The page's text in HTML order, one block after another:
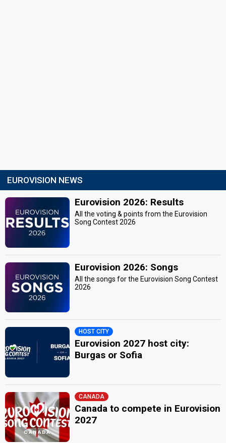
EUROVISION NEWS
Eurovision 2026: Results
All the voting & points from the Eurovision
Song Contest 2026
Eurovision 2026: Songs
All the songs for the Eurovision Song Contest
2026
HOST CITY
Eurovision 2027 host city:
Burgas or Sofia
CANADA
Canada to compete in Eurovision
2027